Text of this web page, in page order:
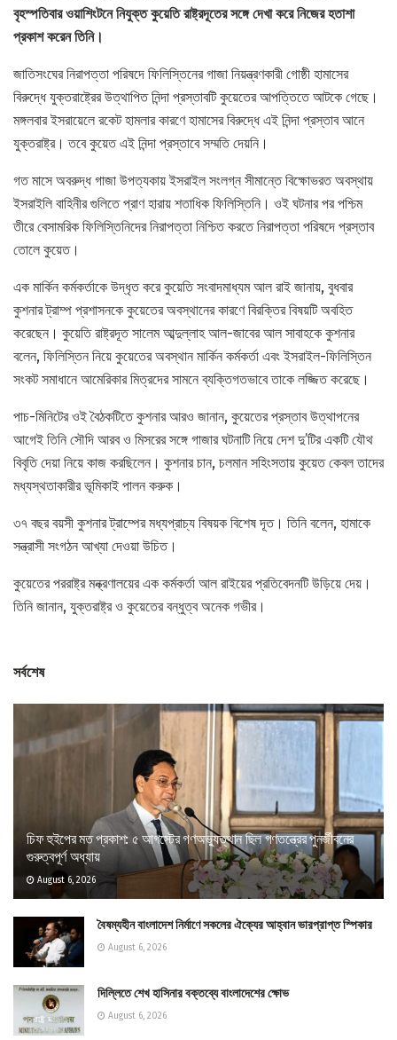
বৃহস্পতিবার ওয়াশিংটনে নিযুক্ত কুয়েতি রাষ্ট্রদূতের সঙ্গে দেখা করে নিজের হতাশা
প্রকাশ করেন তিনি।
জাতিসংঘের নিরাপত্তা পরিষদে ফিলিস্তিনের গাজা নিয়ন্ত্রণকারী গোষ্ঠী হামাসের
বিরুদ্ধে যুক্তরাষ্ট্রের উত্থাপিত নিন্দা প্রস্তাবটি কুয়েতের আপত্তিতে আটকে গেছে।
মঙ্গলবার ইসরায়েলে রকেট হামলার কারণে হামাসের বিরুদ্ধে এই নিন্দা প্রস্তাব আনে
যুক্তরাষ্ট্র। তবে কুয়েত এই নিন্দা প্রস্তাবে সম্মতি দেয়নি।
গত মাসে অবরুদ্ধ গাজা উপত্যকায় ইসরাইল সংলগ্ন সীমান্তে বিক্ষোভরত অবস্থায়
ইসরাইলি বাহিনীর গুলিতে প্রাণ হারায় শতাধিক ফিলিস্তিনি। ওই ঘটনার পর পশ্চিম
তীরে বেসামরিক ফিলিস্তিনিদের নিরাপত্তা নিশ্চিত করতে নিরাপত্তা পরিষদে প্রস্তাব
তোলে কুয়েত।
এক মার্কিন কর্মকর্তাকে উদ্ধৃত করে কুয়েতি সংবাদমাধ্যম আল রাই জানায়, বুধবার
কুশনার ট্রাম্প প্রশাসনকে কুয়েতের অবস্থানের কারণে বিরক্তির বিষয়টি অবহিত
করেছেন। কুয়েতি রাষ্ট্রদূত সালেম আব্দুল্লাহ আল-জাবের আল সাবাহকে কুশনার
বলেন, ফিলিস্তিন নিয়ে কুয়েতের অবস্থান মার্কিন কর্মকর্তা এবং ইসরাইল-ফিলিস্তিন
সংকট সমাধানে আমেরিকার মিত্রদের সামনে ব্যক্তিগতভাবে তাকে লজ্জিত করেছে।
পাচ-মিনিটের ওই বৈঠকটিতে কুশনার আরও জানান, কুয়েতের প্রস্তাব উত্থাপনের
আগেই তিনি সৌদি আরব ও মিসরের সঙ্গে গাজার ঘটনাটি নিয়ে দেশ দু’টির একটি যৌথ
বিবৃতি দেয়া নিয়ে কাজ করছিলেন। কুশনার চান, চলমান সহিংসতায় কুয়েত কেবল তাদের
মধ্যস্থতাকারীর ভূমিকাই পালন করুক।
৩৭ বছর বয়সী কুশনার ট্রাম্পের মধ্যপ্রাচ্য বিষয়ক বিশেষ দূত। তিনি বলেন, হামাকে
সন্ত্রাসী সংগঠন আখ্যা দেওয়া উচিত।
কুয়েতের পররাষ্ট্র মন্ক্রণালয়ের এক কর্মকর্তা আল রাইয়ের প্রতিবেদনটি উড়িয়ে দেয়।
তিনি জানান, যুক্তরাষ্ট্র ও কুয়েতের বন্ধুত্ব অনেক গভীর।
সর্বশেষ
চিফ হুইপের মত প্রকাশ: ৫ আগস্টের গণঅভ্যুত্থান ছিল গণতন্ত্রের পুনর্জীবনের
গুরুত্বপূর্ণ অধ্যায়
August 6, 2026
বৈষম্যহীন বাংলাদেশ নির্মাণে সকলের ঐক্যের আহ্বান ভারপ্রাপ্ত স্পিকার
August 6, 2026
দিল্লিতে শেখ হাসিনার বক্তব্যে বাংলাদেশের ক্ষোভ
August 6, 2026